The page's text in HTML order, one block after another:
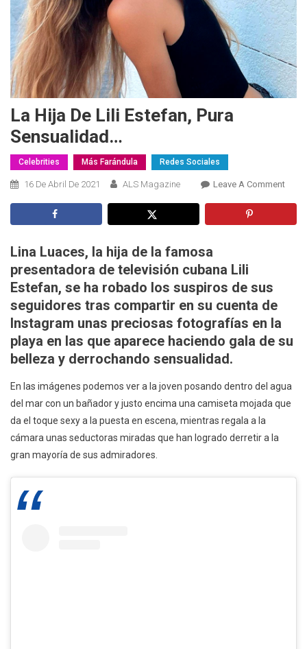
La Hija De Lili Estefan, Pura
Sensualidad…
Celebrities Más Farándula Redes Sociales
16 De Abril De 2021 ALS Magazine Leave A CommentOn
Lina Luaces, la hija de la famosa
presentadora de televisión cubana Lili
Estefan, se ha robado los suspiros de sus
seguidores tras compartir en su cuenta de
Instagram unas preciosas fotografías en la
playa en las que aparece haciendo gala de su
belleza y derrochando sensualidad.
En las imágenes podemos ver a la joven posando dentro del agua
del mar con un bañador y justo encima una camiseta mojada que
da el toque sexy a la puesta en escena, mientras regala a la
cámara unas seductoras miradas que han logrado derretir a la
gran mayoría de sus admiradores.